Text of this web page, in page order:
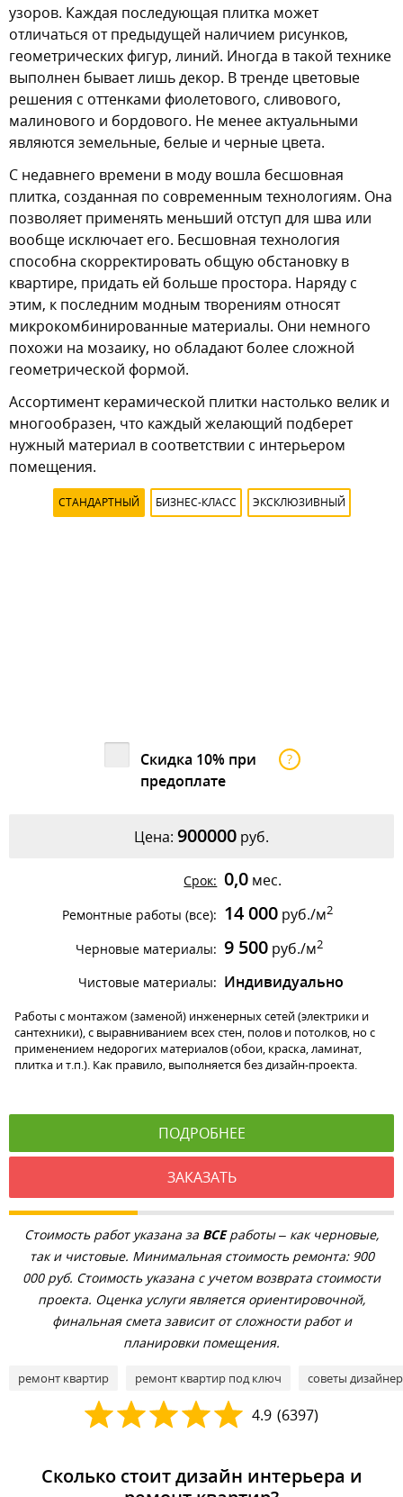
узоров. Каждая последующая плитка может
отличаться от предыдущей наличием рисунков,
геометрических фигур, линий. Иногда в такой технике
выполнен бывает лишь декор. В тренде цветовые
решения с оттенками фиолетового, сливового,
малинового и бордового. Не менее актуальными
являются земельные, белые и черные цвета.
С недавнего времени в моду вошла бесшовная
плитка, созданная по современным технологиям. Она
позволяет применять меньший отступ для шва или
вообще исключает его. Бесшовная технология
способна скорректировать общую обстановку в
квартире, придать ей больше простора. Наряду с
этим, к последним модным творениям относят
микрокомбинированные материалы. Они немного
похожи на мозаику, но обладают более сложной
геометрической формой.
Ассортимент керамической плитки настолько велик и
многообразен, что каждый желающий подберет
нужный материал в соответствии с интерьером
помещения.
СТАНДАРТНЫЙ БИЗНЕС-КЛАСС ЭКСКЛЮЗИВНЫЙ
Скидка 10% при
предоплате
?
Цена: 900000 руб.
Срок: 0,0 мес.
Ремонтные работы (все): 14 000 руб./м2
Черновые материалы: 9 500 руб./м2
Чистовые материалы: Индивидуально
Работы с монтажом (заменой) инженерных сетей (электрики и
сантехники), с выравниванием всех стен, полов и потолков, но с
применением недорогих материалов (обои, краска, ламинат,
плитка и т.п.). Как правило, выполняется без дизайн-проекта.
ПОДРОБНЕЕ
ЗАКАЗАТЬ
Стоимость работ указана за ВСЕработы – как черновые,
так и чистовые. Минимальная стоимость ремонта: 900
000 руб. Стоимость указана с учетом возврата стоимости
проекта. Оценка услуги является ориентировочной,
финальная смета зависит от сложности работ и
планировки помещения.
ремонт квартир ремонт квартир под ключ советы
4.9 (6397)
Сколько стоит дизайн интерьера и